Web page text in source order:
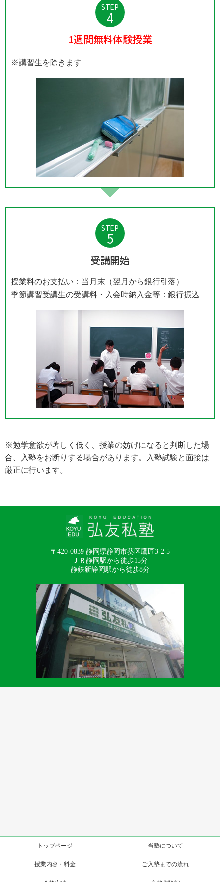
STEP
4
1週間無料体験授業
※講習生を除きます
STEP
5
受講開始
授業料のお支払い：当月末（翌月から銀行引落）
季節講習受講生の受講料・入会時納入金等：銀行振込
※勉学意欲が著しく低く、授業の妨げになると判断した場
合、入塾をお断りする場合があります。入塾試験と面接は
厳正に行います。
〒420-0839 静岡県静岡市葵区鷹匠3-2-5
ＪＲ静岡駅から徒歩15分
静鉄新静岡駅から徒歩8分
トップページ 当塾について
授業内容・料金 ご入塾までの流れ